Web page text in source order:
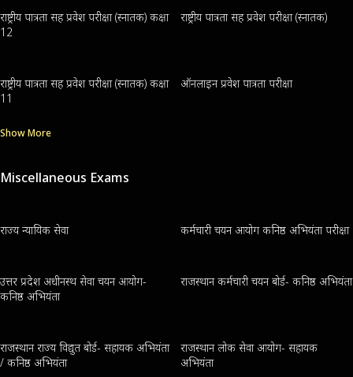
राष्ट्रीय पात्रता सह प्रवेश परीक्षा (स्नातक) कक्षा
12
राष्ट्रीय पात्रता सह प्रवेश परीक्षा (स्नातक)
राष्ट्रीय पात्रता सह प्रवेश परीक्षा (स्नातक) कक्षा
11
ऑनलाइन प्रवेश पात्रता परीक्षा
Show More
Miscellaneous Exams
राज्य न्यायिक सेवा कर्मचारी चयन आयोग कनिष्ठ अभियंता परीक्षा
उत्तर प्रदेश अधीनस्थ सेवा चयन आयोग-
कनिष्ठ अभियंता
राजस्थान कर्मचारी चयन बोर्ड- कनिष्ठ अभियंता
राजस्थान राज्य विद्युत बोर्ड- सहायक अभियंता
/ कनिष्ठ अभियंता
राजस्थान लोक सेवा आयोग- सहायक
अभियंता